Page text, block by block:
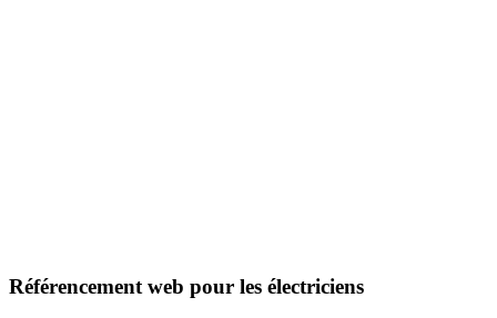
Référencement web pour les électriciens